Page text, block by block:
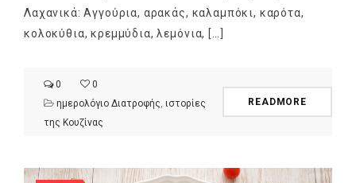
Λαχανικά: Αγγούρια, αρακάς, καλαμπόκι, καρότα,
κολοκύθια, κρεμμύδια, λεμόνια, […]
0
0
ημερολόγιο Διατροφής, ιστορίες
της Κουζίνας
READMORE